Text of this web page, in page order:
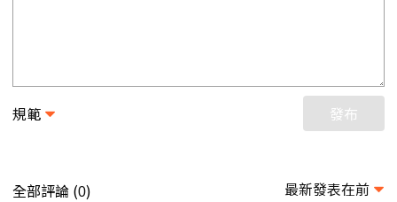
規範 發布
全部評論 (0) 最新發表在前